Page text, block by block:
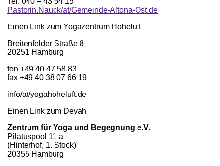
Pastorin.Nauck/at/Gemeinde-Altona-Ost.de
Einen Link zum Yogazentrum Hoheluft
Breitenfelder Straße 8
20251 Hamburg
fon +49 40 47 58 83
fax +49 40 38 07 66 19
info/at/yogahoheluft.de
Einen Link zum Devah
Zentrum für Yoga und Begegnung e.V.
Pilatuspool 11 a
(Hinterhof, 1. Stock)
20355 Hamburg